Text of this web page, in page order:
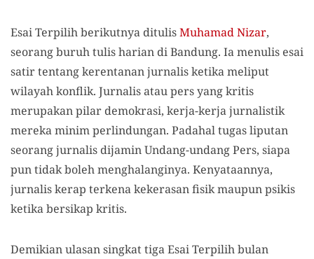
Esai Terpilih berikutnya ditulisMuhamad Nizar,
seorang buruh tulis harian di Bandung. Ia menulis esai
satir tentang kerentanan jurnalis ketika meliput
wilayah konflik. Jurnalis atau pers yang kritis
merupakan pilar demokrasi, kerja-kerja jurnalistik
mereka minim perlindungan. Padahal tugas liputan
seorang jurnalis dijamin Undang-undang Pers, siapa
pun tidak boleh menghalanginya. Kenyataannya,
jurnalis kerap terkena kekerasan fisik maupun psikis
ketika bersikap kritis.
Demikian ulasan singkat tiga Esai Terpilih bulan